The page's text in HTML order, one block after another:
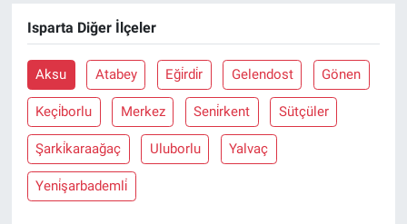
Isparta Diğer İlçeler
Aksu Atabey Eği̇rdi̇r Gelendost Gönen
Keçi̇borlu Merkez Seni̇rkent Sütçüler
Şarki̇karaağaç Uluborlu Yalvaç
Yeni̇şarbademli̇